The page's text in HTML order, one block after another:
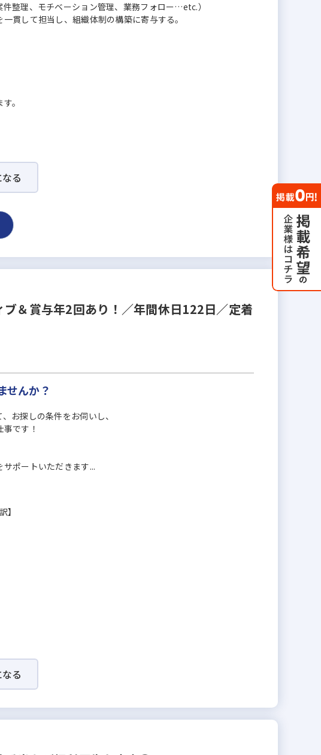
整理、モチベーション管理、業務フォロー…etc.）
貫して担当し、組織体制の構築に寄与する。
。
る
＆賞与年2回あり！／年間休日122日／定着
せんか？
お探しの条件をお伺いし、
です！
ポートいただきます...
】
る